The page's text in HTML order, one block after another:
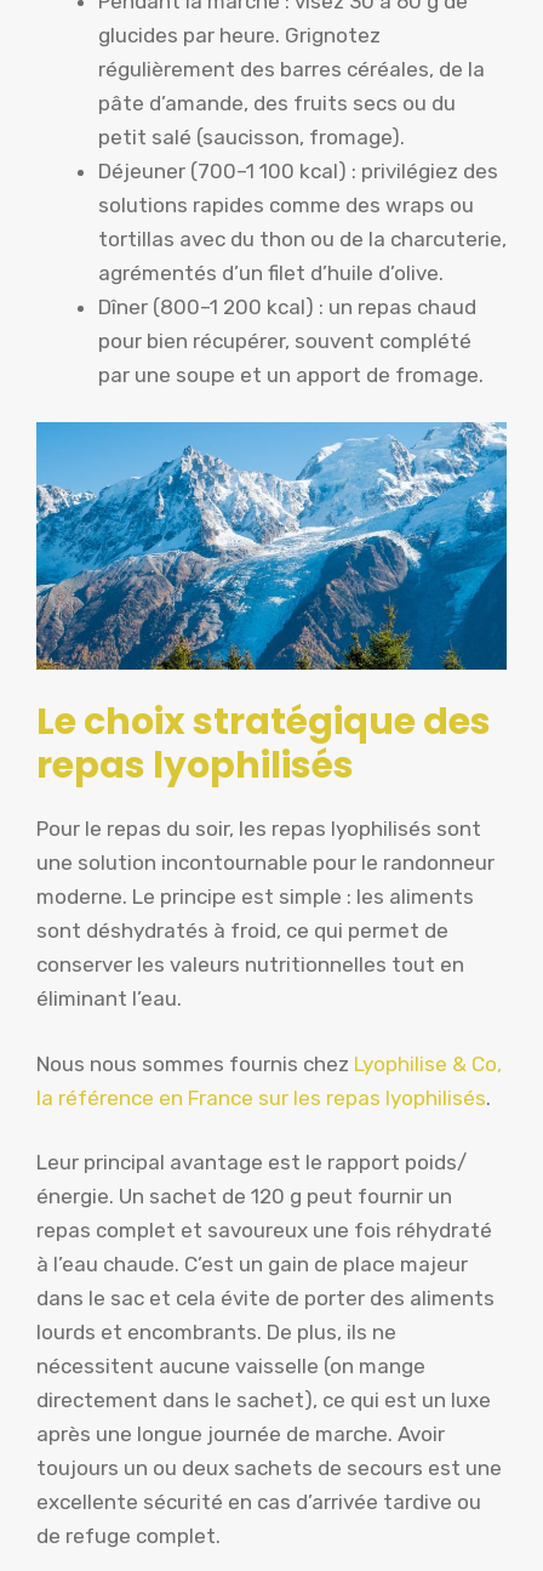
glucides par heure. Grignotez
régulièrement des barres céréales, de la
pâte d’amande, des fruits secs ou du
petit salé (saucisson, fromage).
Déjeuner (700–1 100 kcal) : privilégiez des
solutions rapides comme des wraps ou
tortillas avec du thon ou de la charcuterie,
agrémentés d’un filet d’huile d’olive.
Dîner (800–1 200 kcal) : un repas chaud
pour bien récupérer, souvent complété
par une soupe et un apport de fromage.
Le choix stratégique des
repas lyophilisés
Pour le repas du soir, les repas lyophilisés sont
une solution incontournable pour le randonneur
moderne. Le principe est simple : les aliments
sont déshydratés à froid, ce qui permet de
conserver les valeurs nutritionnelles tout en
éliminant l’eau.
Nous nous sommes fournis chez Lyophilise & Co,
la référence en France sur les repas lyophilisés.
Leur principal avantage est le rapport poids/
énergie. Un sachet de 120 g peut fournir un
repas complet et savoureux une fois réhydraté
à l’eau chaude. C’est un gain de place majeur
dans le sac et cela évite de porter des aliments
lourds et encombrants. De plus, ils ne
nécessitent aucune vaisselle (on mange
directement dans le sachet), ce qui est un luxe
après une longue journée de marche. Avoir
toujours un ou deux sachets de secours est une
excellente sécurité en cas d’arrivée tardive ou
de refuge complet.